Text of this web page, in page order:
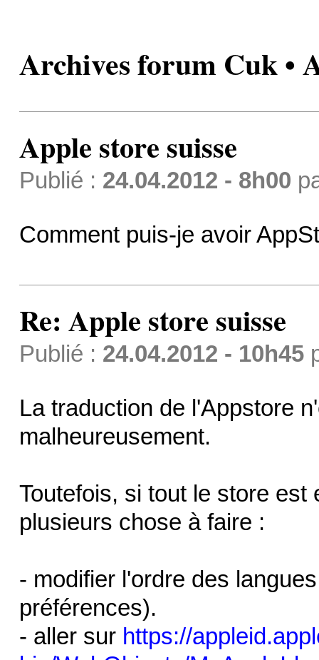
Archives forum Cuk •
Apple store suisse
Publié : 24.04.2012 - 8h00
Comment puis-je avoir
Re: Apple store suisse
Publié : 24.04.2012 - 10h45
La traduction de l'Appstore
malheureusement.
Toutefois, si tout le store est
plusieurs chose à faire :
- modifier l'ordre des
préférences).
- aller sur https://